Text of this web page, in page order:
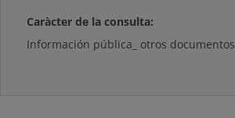
Caràcter de la consulta:
Información pública_ otros documentos